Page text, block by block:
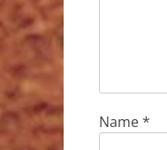
Name*